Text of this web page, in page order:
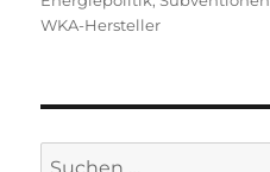
WKA-Hersteller
Suche